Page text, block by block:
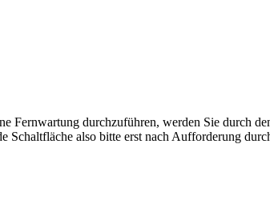
Fernwartung durchzuführen, werden Sie durch
Schaltfläche also bitte erst nach Aufforderung